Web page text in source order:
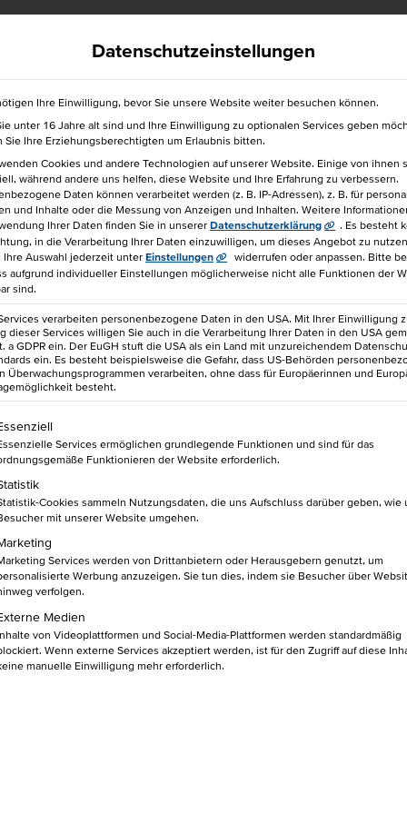
040 36138 777 hkbis@hkbis.de
einen Freund!
EXPORT-AKKREDITIV
€ IHK-Seminar
in den
BLICK
Das Export-Akkreditiv
wo die Interessen von Käufern und Exporteuren
zahlen, während der Exporteur vor dem Versand
Entdecke die Lösung durch geeignete Dokumente und
bei denen Du die Dokumente über eine Bank dem
Datenschutzeinstellungen
Ihre Einwilligung, bevor Sie unsere Website weiter besuchen können.
unter 16 Jahre alt sind und Ihre Einwilligung zu optionalen Services geben
Sie Ihre Erziehungsberechtigten um Erlaubnis bitten.
Cookies und andere Technologien auf unserer Website. Einige von ihnen
während andere uns helfen, diese Website und Ihre Erfahrung zu verbessern.
Daten können verarbeitet werden (z. B. IP-Adressen), z. B. für
und Inhalte oder die Messung von Anzeigen und Inhalten. Weitere
Ihrer Daten finden Sie in unserer Datenschutzerklärung . Es besteht
in die Verarbeitung Ihrer Daten einzuwilligen, um dieses Angebot zu
Ihre Auswahl jederzeit unter Einstellungen widerrufen oder anpassen. Bitte
aufgrund individueller Einstellungen möglicherweise nicht alle Funktionen der
sind.
verarbeiten personenbezogene Daten in den USA. Mit Ihrer Einwilligung
dieser Services willigen Sie auch in die Verarbeitung Ihrer Daten in den USA
a GDPR ein. Der EuGH stuft die USA als ein Land mit unzureichendem
ein. Es besteht beispielsweise die Gefahr, dass US-Behörden
Überwachungsprogrammen verarbeiten, ohne dass für Europäerinnen und
besteht.
eine Liste der Service-Gruppen, für die eine Einwilligung
Services ermöglichen grundlegende Funktionen und sind für das
Funktionieren der Website erforderlich.
Cookies sammeln Nutzungsdaten, die uns Aufschluss darüber geben, wie
mit unserer Website umgehen.
Services werden von Drittanbietern oder Herausgebern genutzt, um
Werbung anzuzeigen. Sie tun dies, indem sie Besucher über
verfolgen.
Medien
von Videoplattformen und Social-Media-Plattformen werden standardmäßig
Wenn externe Services akzeptiert werden, ist für den Zugriff auf diese
manuelle Einwilligung mehr erforderlich.